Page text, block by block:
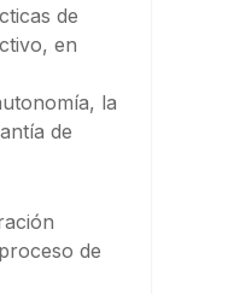
de
en
la
de
de